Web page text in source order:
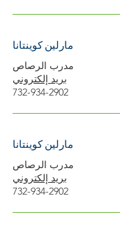
مارلين كوينتانا
بريد إلكتروني
732-934-2902
مارلين كوينتانا
بريد إلكتروني
732-934-2902